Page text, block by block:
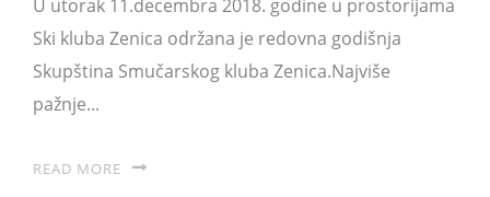
U utorak 11.decembra 2018. godine u prostorijama
Ski kluba Zenica održana je redovna godišnja
Skupština Smučarskog kluba Zenica.Najviše
pažnje...
READ MORE